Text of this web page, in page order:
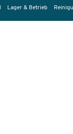
Lager & Betrieb